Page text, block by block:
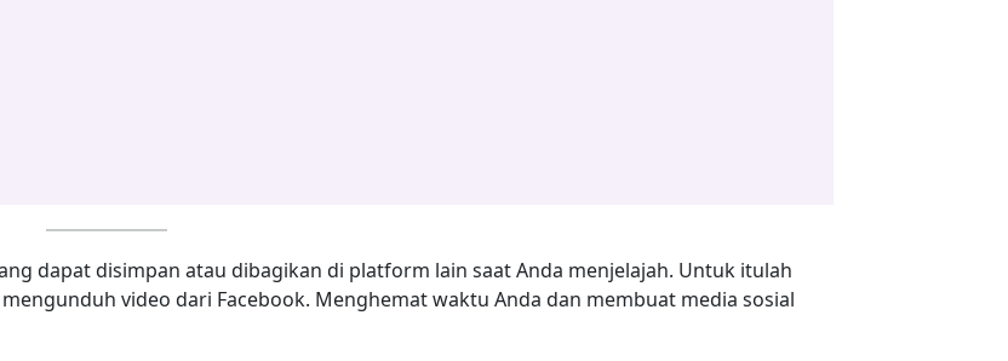
dapat disimpan atau dibagikan di platform lain saat Anda menjelajah. Untuk itulah
video dari Facebook. Menghemat waktu Anda dan membuat media sosial